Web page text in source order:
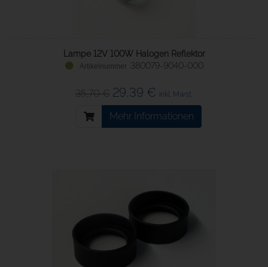
Lampe 12V 100W Halogen Reflektor
380079-9040-000
35,70 € 29,39 € inkl. Mwst.
Mehr Informationen